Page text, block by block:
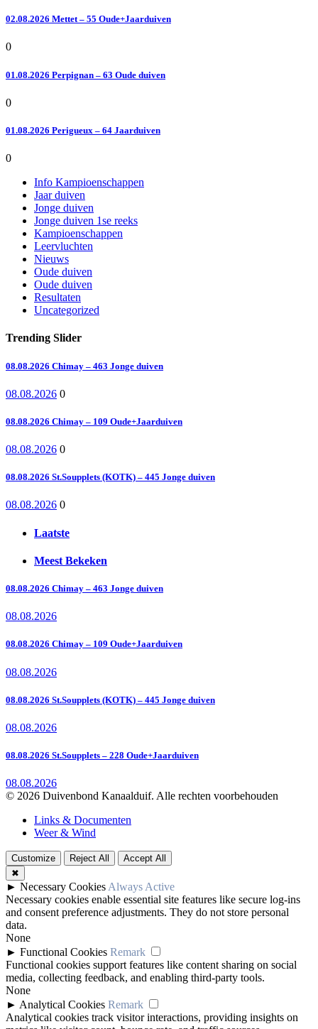
02.08.2026 Mettet – 55 Oude+Jaarduiven
0
01.08.2026 Perpignan – 63 Oude duiven
0
01.08.2026 Perigueux – 64 Jaarduiven
0
Info Kampioenschappen
Jaar duiven
Jonge duiven
Jonge duiven 1se reeks
Kampioenschappen
Leervluchten
Nieuws
Oude duiven
Oude duiven
Resultaten
Uncategorized
Trending Slider
08.08.2026 Chimay – 463 Jonge duiven
08.08.2026 0
08.08.2026 Chimay – 109 Oude+Jaarduiven
08.08.2026 0
08.08.2026 St.Soupplets (KOTK) – 445 Jonge duiven
08.08.2026 0
Laatste
Meest Bekeken
08.08.2026 Chimay – 463 Jonge duiven
08.08.2026
08.08.2026 Chimay – 109 Oude+Jaarduiven
08.08.2026
08.08.2026 St.Soupplets (KOTK) – 445 Jonge duiven
08.08.2026
08.08.2026 St.Soupplets – 228 Oude+Jaarduiven
08.08.2026
© 2026 Duivenbond Kanaalduif. Alle rechten voorbehouden
Links & Documenten
Weer & Wind
Customize Reject All
Accept All
✖
► Necessary Cookies Always Active
Necessary cookies enable essential site features like secure log-ins
and consent preference adjustments. They do not store personal
data.
None
► Functional Cookies Remark
Functional cookies support features like content sharing on social
media, collecting feedback, and enabling third-party tools.
None
► Analytical Cookies Remark
Analytical cookies track visitor interactions, providing insights on